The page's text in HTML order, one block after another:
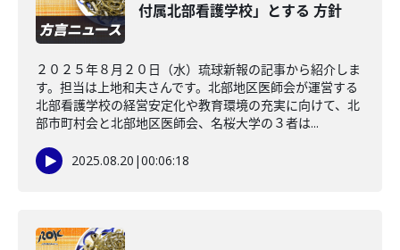
付属北部看護学校」とする 方針
２０２５年８月２０日（水）琉球新報の記事から紹介しま
す。担当は上地和夫さんです。北部地区医師会が運営する
北部看護学校の経営安定化や教育環境の充実に向けて、北
部市町村会と北部地区医師会、名桜大学の３者は...
2025.08.20 |00:06:18